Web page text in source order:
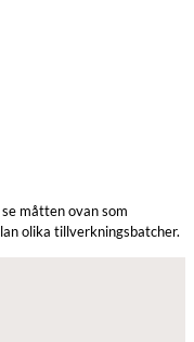
måtten ovan som
olika tillverkningsbatcher.